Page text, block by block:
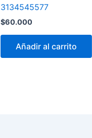
3134545577
$60.000
Añadir al carrito